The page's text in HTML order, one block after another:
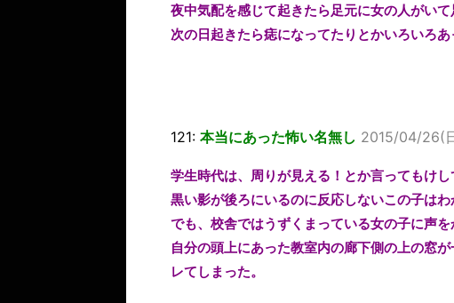
夜中気配を感じて起きたら足元に女の人がいて
次の日起きたら痣になってたりとかいろいろあ
121: 本当にあった怖い名無し 2015/04/26(
学生時代は、周りが見える！とか言ってもけ
黒い影が後ろにいるのに反応しないこの子は
でも、校舎ではうずくまっている女の子に声
自分の頭上にあった教室内の廊下側の上の窓
レてしまった。